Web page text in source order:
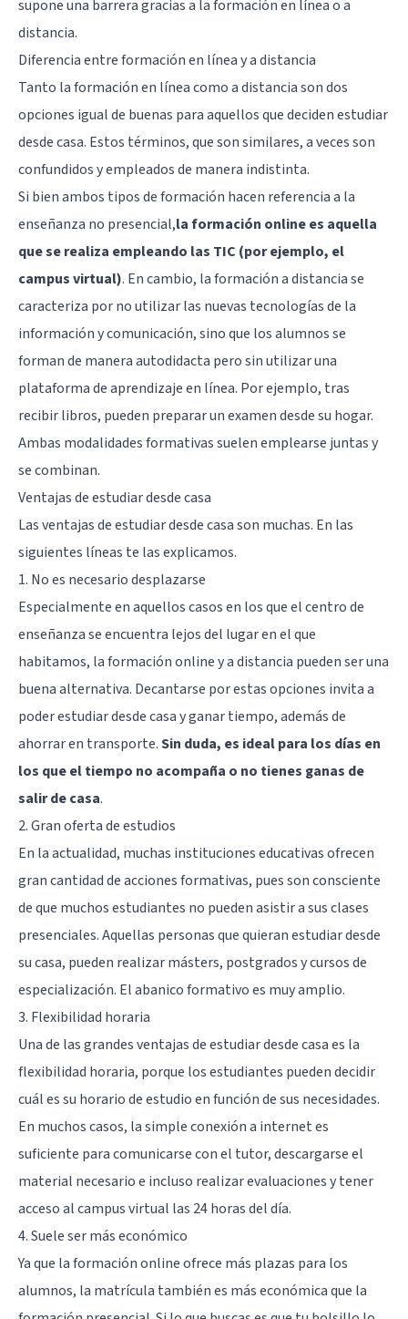
supone una barrera gracias a la formación en línea o a
distancia.
Diferencia entre formación en línea y a distancia
Tanto la formación en línea como a distancia son dos
opciones igual de buenas para aquellos que deciden estudiar
desde casa. Estos términos, que son similares, a veces son
confundidos y empleados de manera indistinta.
Si bien ambos tipos de formación hacen referencia a la
enseñanza no presencial,la formación online es aquella
que se realiza empleando las TIC (por ejemplo, el
campus virtual). En cambio, la formación a distancia se
caracteriza por no utilizar las nuevas tecnologías de la
información y comunicación, sino que los alumnos se
forman de manera autodidacta pero sin utilizar una
plataforma de aprendizaje en línea. Por ejemplo, tras
recibir libros, pueden preparar un examen desde su hogar.
Ambas modalidades formativas suelen emplearse juntas y
se combinan.
Ventajas de estudiar desde casa
Las ventajas de estudiar desde casa son muchas. En las
siguientes líneas te las explicamos.
1. No es necesario desplazarse
Especialmente en aquellos casos en los que el centro de
enseñanza se encuentra lejos del lugar en el que
habitamos, la formación online y a distancia pueden ser una
buena alternativa. Decantarse por estas opciones invita a
poder estudiar desde casa y ganar tiempo, además de
ahorrar en transporte.Sin duda, es ideal para los días en
los que el tiempo no acompaña o no tienes ganas de
salir de casa.
2. Gran oferta de estudios
En la actualidad, muchas instituciones educativas ofrecen
gran cantidad de acciones formativas, pues son consciente
de que muchos estudiantes no pueden asistir a sus clases
presenciales. Aquellas personas que quieran estudiar desde
su casa, pueden realizar másters, postgrados y cursos de
especialización. El abanico formativo es muy amplio.
3. Flexibilidad horaria
Una de las grandes ventajas de estudiar desde casa es la
flexibilidad horaria, porque los estudiantes pueden decidir
cuál es su horario de estudio en función de sus necesidades.
En muchos casos, la simple conexión a internet es
suficiente para comunicarse con el tutor, descargarse el
material necesario e incluso realizar evaluaciones y tener
acceso al campus virtual las 24 horas del día.
4. Suele ser más económico
Ya que la formación online ofrece más plazas para los
alumnos, la matrícula también es más económica que la